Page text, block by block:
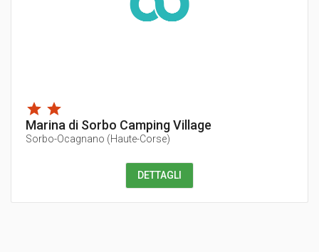
Marina di Sorbo Camping Village
Sorbo-Ocagnano (Haute-Corse)
DETTAGLI